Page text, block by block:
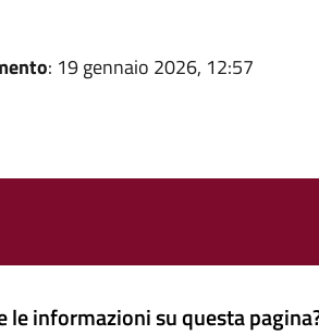
: 19 gennaio 2026, 12:57
le informazioni su questa